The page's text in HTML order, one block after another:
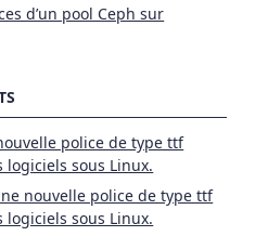
d’un pool Ceph sur
police de type ttf
logiciels sous Linux.
nouvelle police de type ttf
logiciels sous Linux.